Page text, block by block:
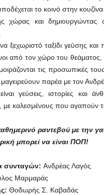
το κοινό στην
χώρας και δημιουργώντας
ξεχωριστό ταξίδι γεύσης
από τον χώρο του
τις προσωπικές
μαγειρεύουν παρέα με τον
γεύσεις, ιστορίες και
καλεσμένους που αγαπούν
ραντεβού με την
μπορεί να είναι ΠΟΠ!
συνταγών: Ανδρέας Λαγός
Μαρμαράς
Θοδωρής Σ. Καβαδάς